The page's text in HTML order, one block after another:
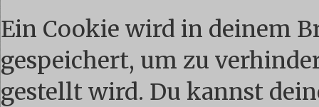
Ein Cookie wird in deinem
gespeichert, um zu
gestellt wird. Du kannst